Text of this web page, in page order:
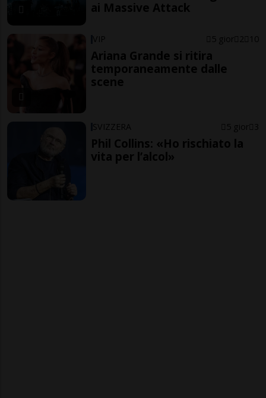
ai Massive Attack
VIP 5 gior 2 10
Ariana Grande si ritira
temporaneamente dalle
scene
SVIZZERA 5 gior 3
Phil Collins: «Ho rischiato la
vita per l’alcol»